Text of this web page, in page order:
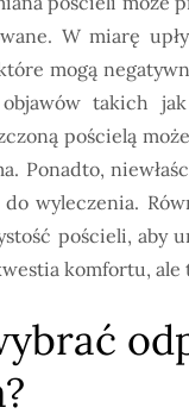
W miarę
mogą
takich
pościelą
Ponadto,
wyleczenia.
pościeli, aby
komfortu, ale